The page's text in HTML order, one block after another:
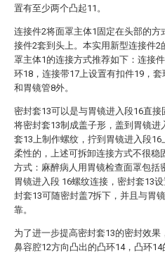
置有至少两个凸起11。
连接件2将面罩主体1固定在头部的方
接件2套到头上。本实用新型连接件2
罩主体1的连接方式推荐如下：连接
环18，连接带17上设置有扣件19，
和胃镜管8外。
密封套13可以是与胃镜进入段16直接
将密封套13制成盖子形，盖到胃镜进
套13上制作螺纹，拧到胃镜进入段16
柔性的，上述可拆卸连接方式不很稳
方式：麻醉病人用胃镜检查面罩包括
胃镜进入段 16螺纹连接，密封套13
封套13可随密封盖7拆下，并且与胃
靠。
为了进一步提高密封套13的密封效果
鼻容腔12方向凸出的凸环14，凸环